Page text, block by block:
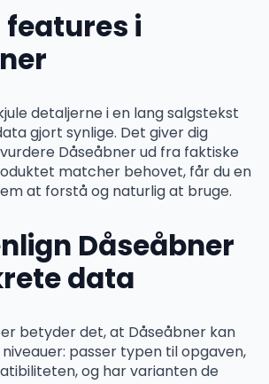
features i
detaljerne i en lang salgstekst
gjort synlige. Det giver dig
Dåseåbner ud fra faktiske
matcher behovet, får du en
at forstå og naturlig at bruge.
Dåseåbner
data
betyder det, at Dåseåbner kan
passer typen til opgaven,
og har varianten de